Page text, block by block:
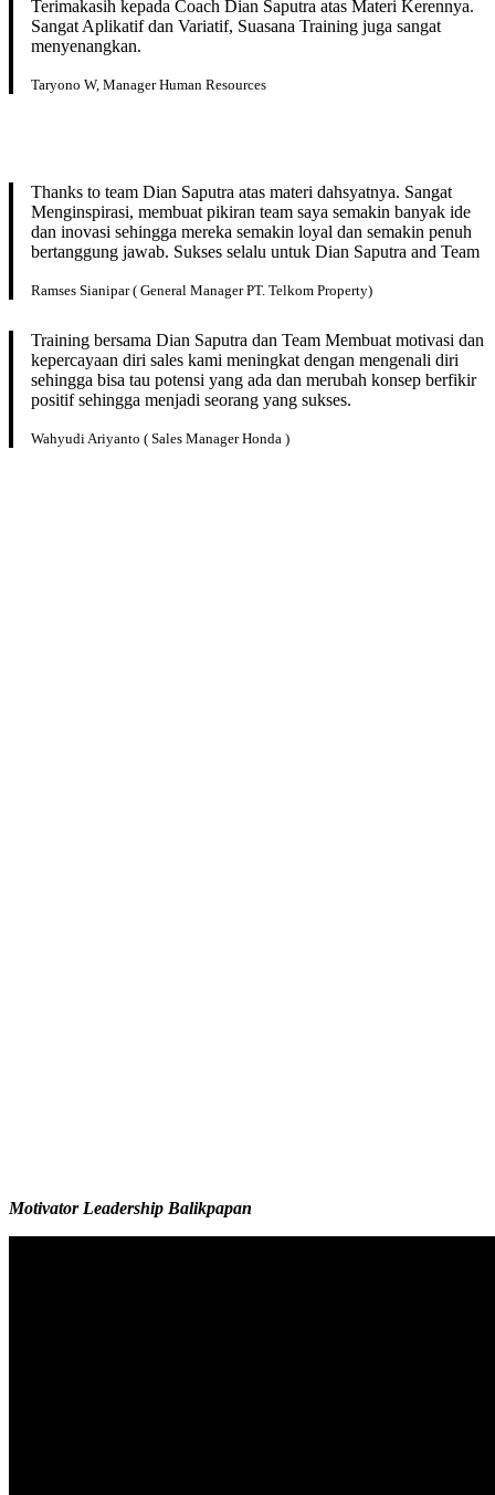
Terimakasih kepada Coach Dian Saputra atas Materi Kerennya.
Sangat Aplikatif dan Variatif, Suasana Training juga sangat
menyenangkan.
Taryono W, Manager Human Resources
Thanks to team Dian Saputra atas materi dahsyatnya. Sangat
Menginspirasi, membuat pikiran team saya semakin banyak ide
dan inovasi sehingga mereka semakin loyal dan semakin penuh
bertanggung jawab. Sukses selalu untuk Dian Saputra and Team
Ramses Sianipar ( General Manager PT. Telkom Property)
Training bersama Dian Saputra dan Team Membuat motivasi dan
kepercayaan diri sales kami meningkat dengan mengenali diri
sehingga bisa tau potensi yang ada dan merubah konsep berfikir
positif sehingga menjadi seorang yang sukses.
Wahyudi Ariyanto ( Sales Manager Honda )
Motivator Leadership Balikpapan